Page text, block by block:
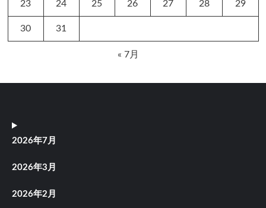
23 24 25 26 27 28 29
30 31
« 7月
2026年7月
2026年3月
2026年2月